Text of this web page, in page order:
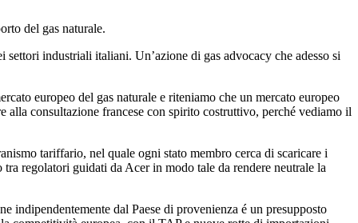
del gas naturale.
industriali italiani. Un’azione di gas advocacy che adesso si
europeo del gas naturale e riteniamo che un mercato europeo
consultazione francese con spirito costruttivo, perché vediamo il
tariffario, nel quale ogni stato membro cerca di scaricare i
regolatori guidati da Acer in modo tale da rendere neutrale la
dal Paese di provenienza é un presupposto